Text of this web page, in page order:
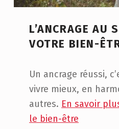
L’ANCRAGE AU
VOTRE BIEN-
Un ancrage réussi,
vivre mieux, en
autres. En savoir
le bien-être